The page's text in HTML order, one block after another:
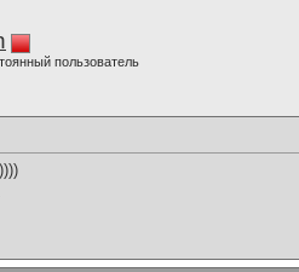
пользователь